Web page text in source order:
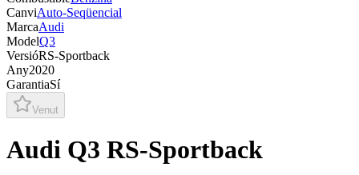
CanviAuto-Seqüencial
MarcaAudi
ModelQ3
VersióRS-Sportback
Any2020
GarantiaSí
Venut
Audi Q3 RS-Sportback